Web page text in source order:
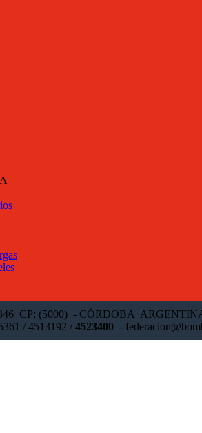
346 CP: (5000) - CÓRDOBA
/ 4513192 / 4523400-